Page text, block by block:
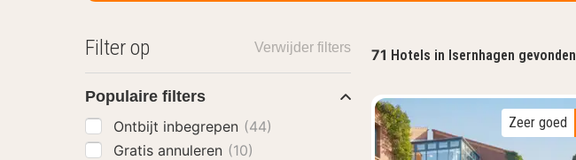
71 Hotels in Isernhagen gevonden
Zeer goed
Filter op Verwijder filters
Populaire filters
Ontbijt inbegrepen (44)
Gratis annuleren (10)